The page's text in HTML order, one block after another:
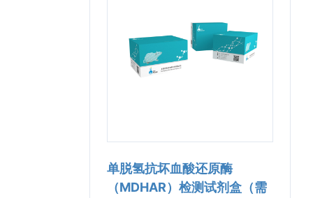
单脱氢抗坏血酸还原酶
（MDHAR）检测试剂盒（需